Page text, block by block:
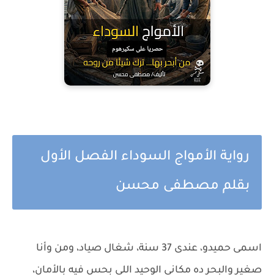
رواية الأمواج السوداء الفصل الأول
بقلم مصطفى محسن
اسمى حميدو، عندى 37 سنة، شغال صياد، ومن وأنا
صغير والبحر ده مكانى الوحيد اللى بحس فيه بالأمان،